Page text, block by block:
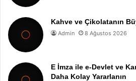
Kahve ve Çikolatanın
Admin 8 Ağustos 2026
E İmza ile e-Devlet ve
Daha Kolay Yararlanın